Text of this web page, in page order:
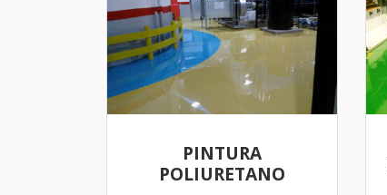
PINTURA
POLIURETANO